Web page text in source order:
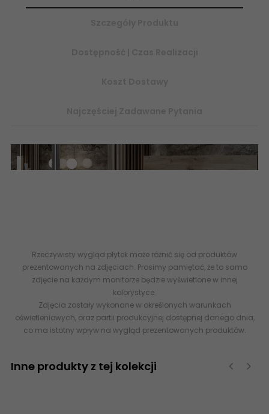
Rzeczywisty wygląd płytek może różnić się od produktów
prezentowanych na zdjęciach. Prosimy pamiętać, że to samo
zdjęcie na każdym monitorze będzie wyświetlone w innej
kolorystyce.
Zdjęcia zostały wykonane w określonych warunkach
oświetleniowych, oraz partii produkcyjnej dostępnej danego dnia,
co ma istotny wpływ na wygląd prezentowanych produktów.
Inne produkty z tej kolekcji